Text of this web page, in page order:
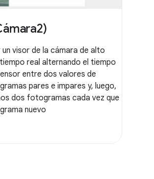
visor de la cámara de alto
real alternando el tiempo
entre dos valores de
pares e impares y, luego,
dos fotogramas cada vez que
nuevo